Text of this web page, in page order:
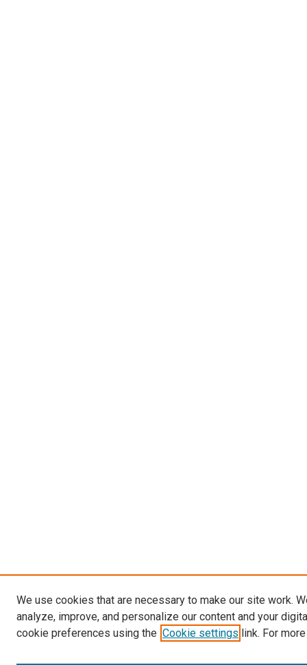
We use cookies that are necessary to make our site work.
analyze, improve, and personalize our content and your
cookie preferences using the Cookie settings link. For